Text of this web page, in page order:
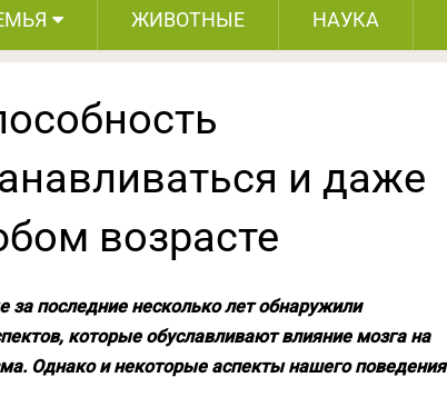
ЖИВОТНЫЕ НАУКА
и даже
возрасте
последние несколько лет обнаружили
которые обуславливают влияние мозга на
Однако и некоторые аспекты нашего поведения